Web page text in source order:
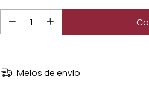
Meios de envio